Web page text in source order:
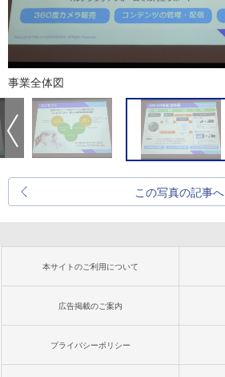
事業全体図
この写真の記事へ
本サイトのご利用について
広告掲載のご案内
プライバシーポリシー